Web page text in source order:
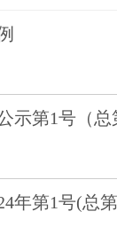
示第1号（总
年第1号(总